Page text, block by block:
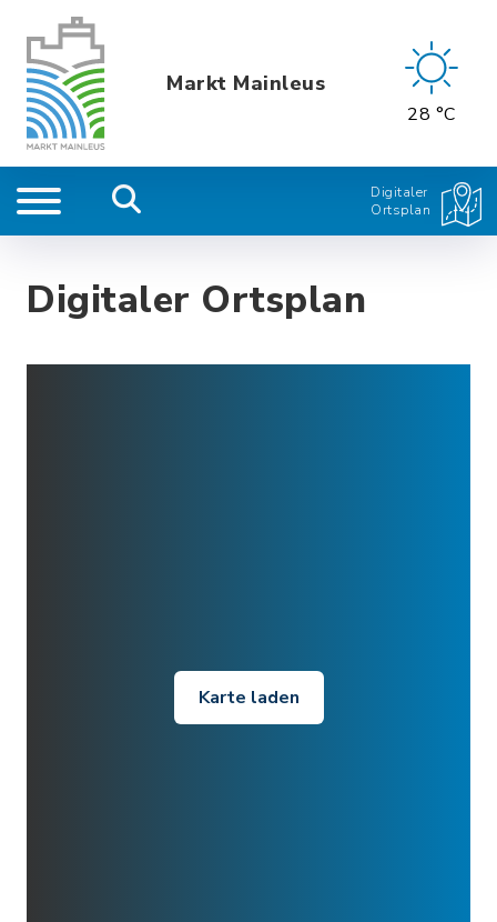
Markt Mainleus
28 °C
Digitaler
Ortsplan
Digitaler Ortsplan
Karte laden